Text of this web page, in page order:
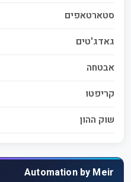
סטארטאפים
גאדג'טים
אבטחה
קריפטו
שוק ההון
Automation by Meir